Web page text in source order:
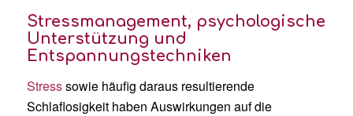
Stressmanagement, psychologische
Unterstützung und
Entspannungstechniken
Stresssowie häufig daraus resultierende
Schlaflosigkeit haben Auswirkungen auf die